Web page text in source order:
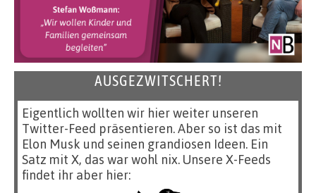
AUSGEZWITSCHERT!
Eigentlich wollten wir hier weiter unseren
Twitter-Feed präsentieren. Aber so ist das mit
Elon Musk und seinen grandiosen Ideen. Ein
Satz mit X, das war wohl nix. Unsere X-Feeds
findet ihr aber hier: